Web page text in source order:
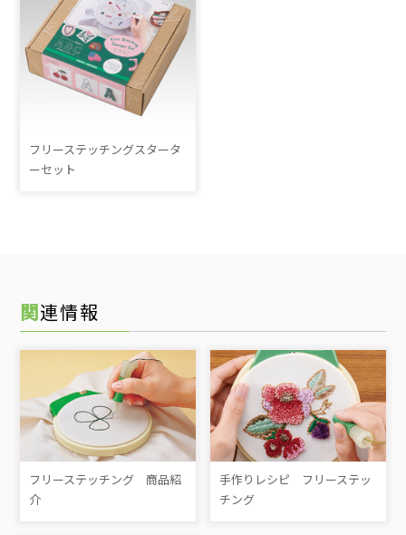
フリーステッチングスタータ
ーセット
関連情報
フリーステッチング 商品紹
介
手作りレシピ フリーステッ
チング